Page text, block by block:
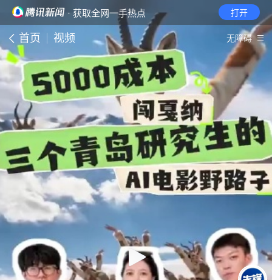
· 获取全网一手热点 打开
首页 视频 无障碍